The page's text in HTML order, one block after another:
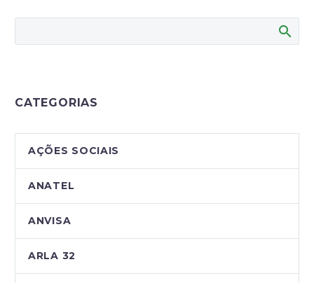
CATEGORIAS
AÇÕES SOCIAIS
ANATEL
ANVISA
ARLA 32